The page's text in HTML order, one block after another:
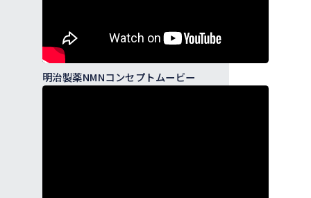
明治製薬NMNコンセプトムービー